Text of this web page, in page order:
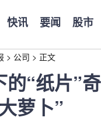
快讯 要闻 股市
> 公司 > 正文
“纸片”
萝卜”